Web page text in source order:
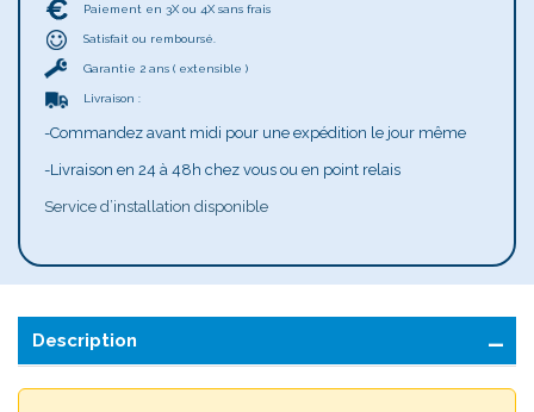
Paiement en 3X ou 4X sans frais
Satisfait ou remboursé.
Garantie 2 ans ( extensible )
Livraison :
-Commandez avant midi pour une expédition le jour même
-Livraison en 24 à 48h chez vous ou en point relais
Service d’installation disponible
Description